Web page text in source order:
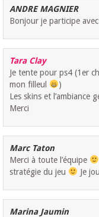
ANDRE MAGNIER
Bonjour je participe
Tara Clay
Je tente pour ps4 (1er
mon filleul
)
Les skins et l’ambiance
Merci
Marc Taton
Merci à toute l’équipe
stratégie du jeu
Je
Marina Jaumin